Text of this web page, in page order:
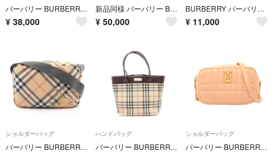
バーバリー BURBERRY ノバチェック ハンド バッグ PVC レザー ベージュ ブラック シルバー 金具 Hand Bag 90311897 90311899
¥ 38,000
新品同様 バーバリー BURBERRY ノバチェック ハンド バッグ キャンバス レザー ベージュ ブラウン Hand Bag 90306195
¥ 50,000
BURBERRY バーバリー雨傘
¥ 11,000
ショルダーバッグ
バーバリー BURBERRY ヴィンテージチェック ショルダーバッグ バッグ キャンバス レディース ベージュ系 / マルチカラー 8091320 【新品】
ハンドバッグ
バーバリー BURBERRY ノバチェック ハンドバッグ バッグ キャンバス レザー レディース ベージュ系 / ブラウン系 【中古】
ショルダーバッグ
バーバリー BURBERRY ローラ ショルダーバッグ バッグ レザー レディース ピンク系 【中古】